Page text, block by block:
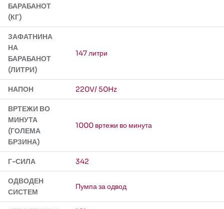
БАРАБАНОТ
(КГ)
ЗАФАТНИНА
НА
БАРАБАНОТ
(ЛИТРИ)
147 литри
НАПОН 220V/ 50Hz
ВРТЕЖИ ВО
МИНУТА
(ГОЛЕМА
БРЗИНА)
1000 вртежи во минута
Г-СИЛА 342
ОДВОДЕН
СИСТЕМ
Пумпа за одвод